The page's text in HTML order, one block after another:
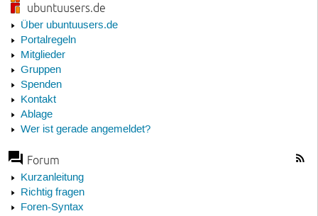
ubuntuusers.de
Über ubuntuusers.de
Portalregeln
Mitglieder
Gruppen
Spenden
Kontakt
Ablage
Wer ist gerade angemeldet?
Forum
Kurzanleitung
Richtig fragen
Foren-Syntax